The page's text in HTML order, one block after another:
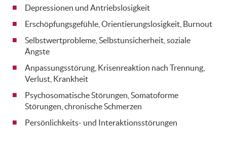
Depressionen und Antriebslosigkeit
Erschöpfungsgefühle, Orientierungslosigkeit, Burnout
Selbstwertprobleme, Selbstunsicherheit, soziale
Ängste
Anpassungsstörung, Krisenreaktion nach Trennung,
Verlust, Krankheit
Psychosomatische Störungen, Somatoforme
Störungen, chronische Schmerzen
Persönlichkeits- und Interaktionsstörungen